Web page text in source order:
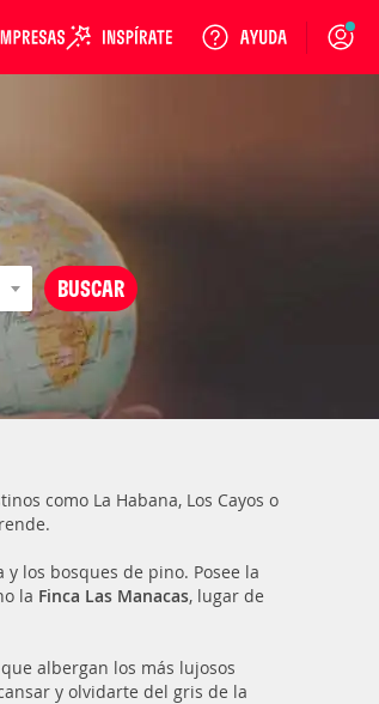
Login
como La Habana, Los Cayos o
los bosques de pino. Posee la
la Finca Las Manacas, lugar de
que albergan los más lujosos
y olvidarte del gris de la